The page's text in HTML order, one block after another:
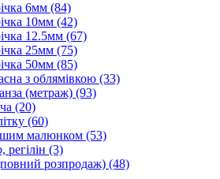
6мм (84)
10мм (42)
12.5мм (67)
25мм (75)
50мм (85)
з облямівкою (33)
(метраж) (93)
(20)
(60)
малюнком (53)
(3)
розпродаж) (48)